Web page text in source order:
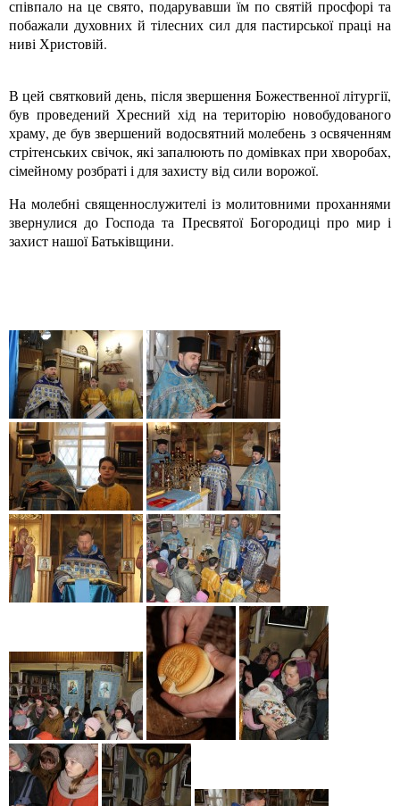
співпало на це свято, подарувавши їм по святій просфорі та
побажали духовних й тілесних сил для пастирської праці на
ниві Христовій.
В цей святковий день, після звершення Божественної літургії,
був проведений Хресний хід на територію новобудованого
храму, де був звершений водосвятний молебень з освяченням
стрітенських свічок, які запалюють по домівках при хворобах,
сімейному розбраті і для захисту від сили ворожої.
На молебні священнослужителі із молитовними проханнями
звернулися до Господа та Пресвятої Богородиці про мир і
захист нашої Батьківщини.